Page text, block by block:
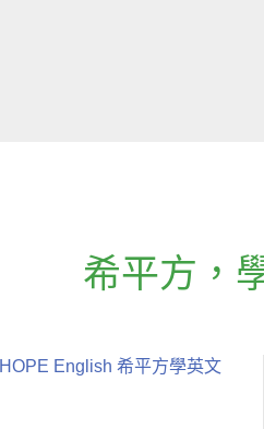
希平方 ，
HOPE English 希平方學英文